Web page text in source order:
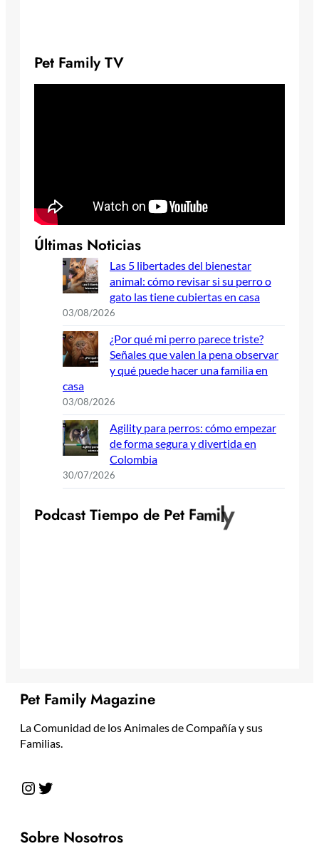
Pet Family TV
Últimas Noticias
Las 5 libertades del bienestar
animal: cómo revisar si su perro o
gato las tiene cubiertas en casa
03/08/2026
¿Por qué mi perro parece triste?
Señales que valen la pena observar
y qué puede hacer una familia en
casa
03/08/2026
Agility para perros: cómo empezar
de forma segura y divertida en
Colombia
30/07/2026
Podcast Tiempo de Pet Family
Pet Family Magazine
La Comunidad de los Animales de Compañía y sus
Familias.
Instagram Twitter
Sobre Nosotros